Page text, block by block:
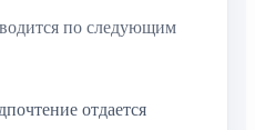
по следующим
отдается